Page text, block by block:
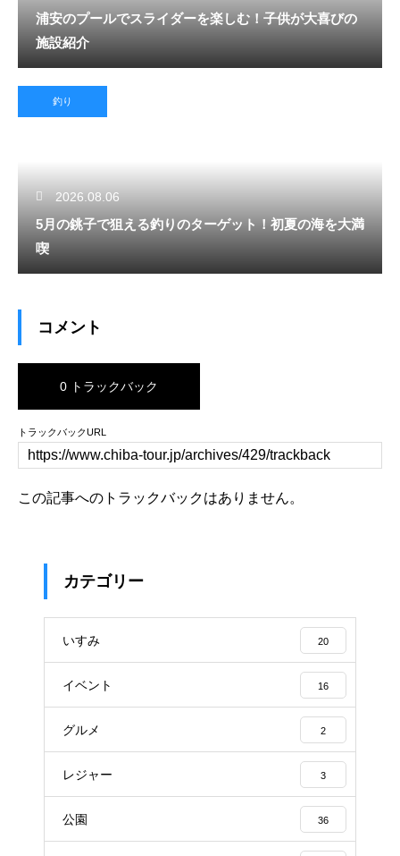
浦安のプールでスライダーを楽しむ！子供が大喜びの
施設紹介
釣り
2026.08.06
5月の銚子で狙える釣りのターゲット！初夏の海を大満
喫
コメント
0 トラックバック
トラックバックURL
この記事へのトラックバックはありません。
カテゴリー
いすみ 20
イベント 16
グルメ 2
レジャー 3
公園 36